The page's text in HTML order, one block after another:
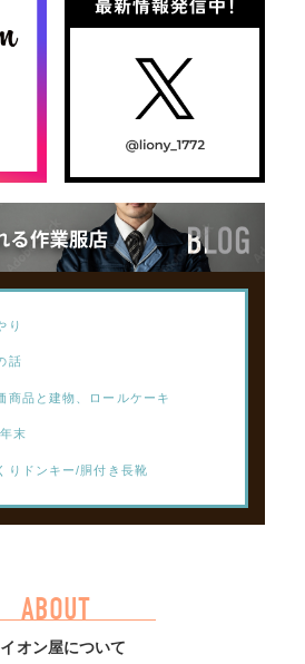
り
話
商品と建物、ロールケーキ
末
りドンキー/胴付き長靴
ABOUT
オン屋について